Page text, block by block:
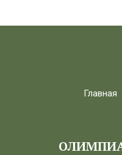
Главная